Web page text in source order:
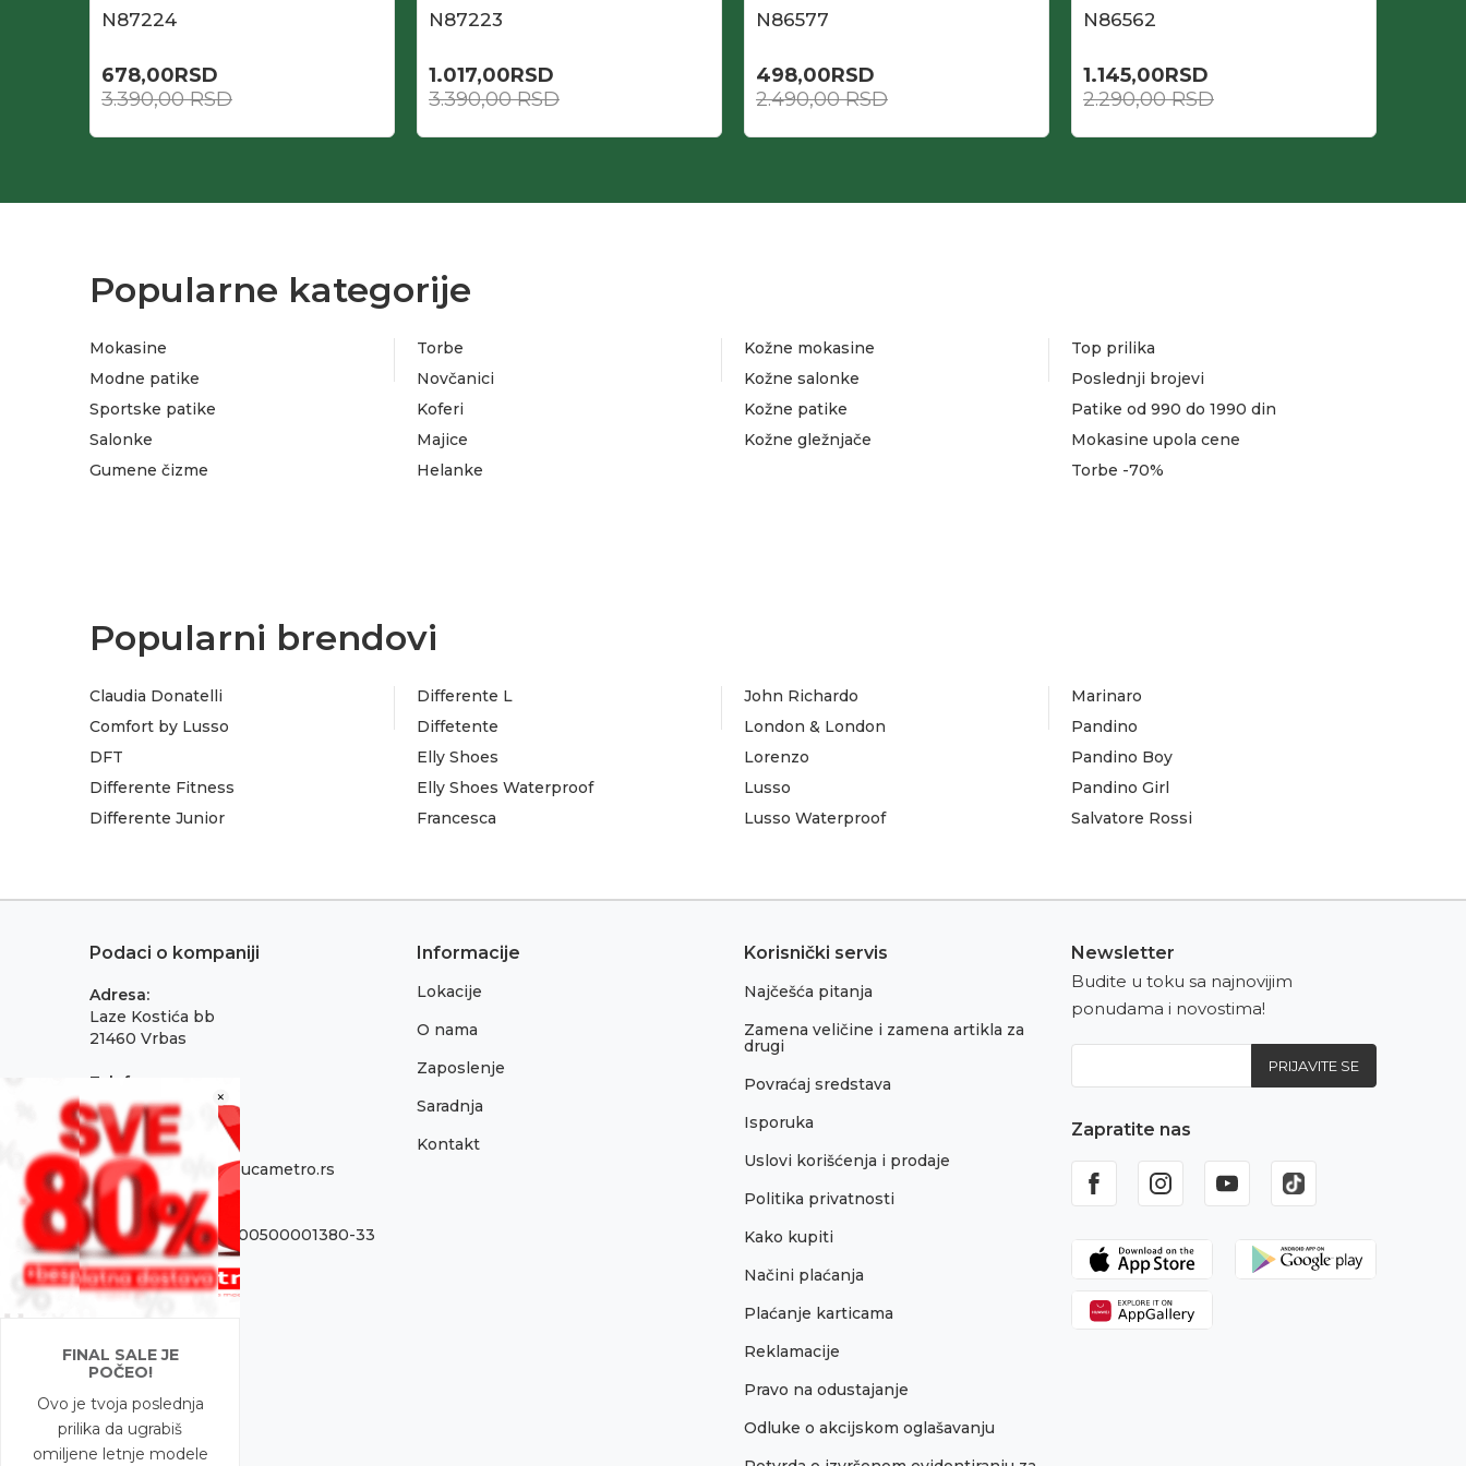
×
FINAL SALE JE
POČEO!
Ovo je tvoja poslednja
prilika da ugrabiš
omiljene letnje modele
N87224
678,00RSD
3.390,00RSD
N87223
1.017,00RSD
3.390,00RSD
N86577
498,00RSD
2.490,00RSD
N86562
1.145,00RSD
2.290,00RSD
Popularne kategorije
Mokasine
Modne patike
Sportske patike
Salonke
Gumene čizme
Torbe
Novčanici
Koferi
Majice
Helanke
Kožne mokasine
Kožne salonke
Kožne patike
Kožne gležnjače
Top prilika
Poslednji brojevi
Patike od 990 do 1990 din
Mokasine upola cene
Torbe -70%
Popularni brendovi
Claudia Donatelli
Comfort by Lusso
DFT
Differente Fitness
Differente Junior
Differente L
Diffetente
Elly Shoes
Elly Shoes Waterproof
Francesca
John Richardo
London & London
Lorenzo
Lusso
Lusso Waterproof
Marinaro
Pandino
Pandino Boy
Pandino Girl
Salvatore Rossi
Podaci o kompaniji
Adresa:
Laze Kostića bb
21460 Vrbas
Telefon:
021 795 3001
Email:
onlinepodrska@obucametro.rs
Račun:
OTP Banka 325-9500500001380-33
PIB:
100637224
08698856
Informacije
Lokacije
O nama
Zaposlenje
Saradnja
Kontakt
Korisnički servis
Najčešća pitanja
Zamena veličine i zamena artikla za
drugi
Povraćaj sredstava
Isporuka
Uslovi korišćenja i prodaje
Politika privatnosti
Kako kupiti
Načini plaćanja
Plaćanje karticama
Reklamacije
Pravo na odustajanje
Odluke o akcijskom oglašavanju
Newsletter
Budite u toku sa najnovijim
ponudama i novostima!
PRIJAVITE SE
Zapratite nas